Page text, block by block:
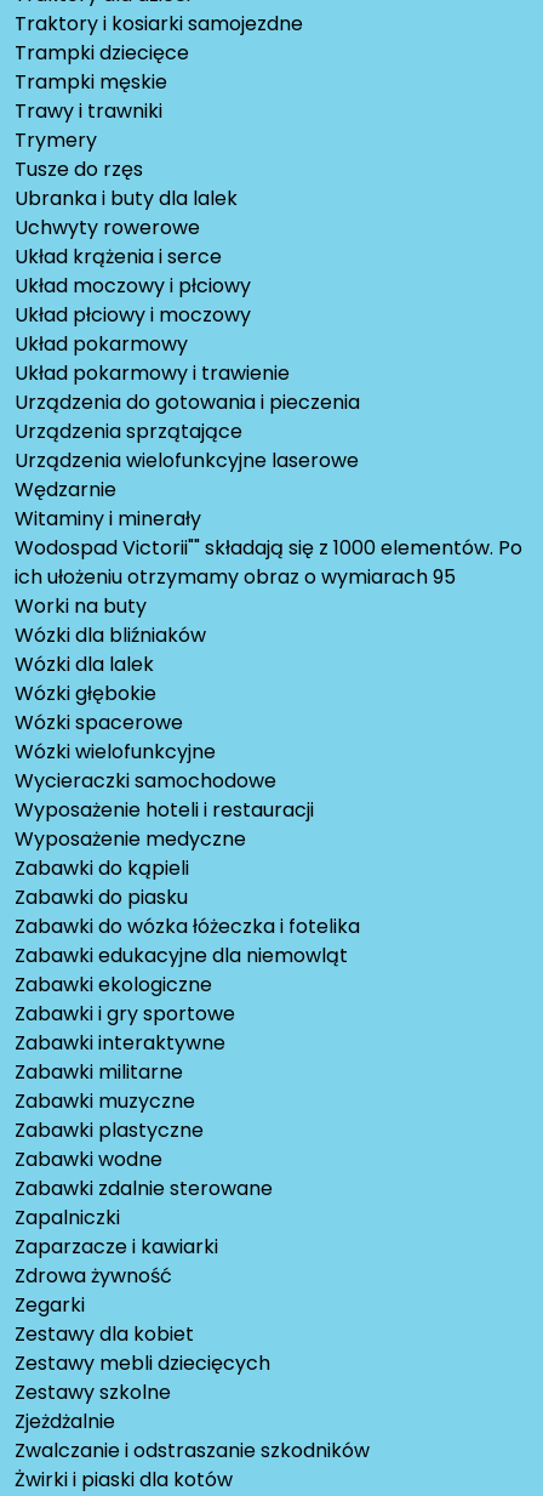
Traktory i kosiarki samojezdne
Trampki dziecięce
Trampki męskie
Trawy i trawniki
Trymery
Tusze do rzęs
Ubranka i buty dla lalek
Uchwyty rowerowe
Układ krążenia i serce
Układ moczowy i płciowy
Układ płciowy i moczowy
Układ pokarmowy
Układ pokarmowy i trawienie
Urządzenia do gotowania i pieczenia
Urządzenia sprzątające
Urządzenia wielofunkcyjne laserowe
Wędzarnie
Witaminy i minerały
Wodospad Victorii"" składają się z 1000 elementów. Po
ich ułożeniu otrzymamy obraz o wymiarach 95
Worki na buty
Wózki dla bliźniaków
Wózki dla lalek
Wózki głębokie
Wózki spacerowe
Wózki wielofunkcyjne
Wycieraczki samochodowe
Wyposażenie hoteli i restauracji
Wyposażenie medyczne
Zabawki do kąpieli
Zabawki do piasku
Zabawki do wózka łóżeczka i fotelika
Zabawki edukacyjne dla niemowląt
Zabawki ekologiczne
Zabawki i gry sportowe
Zabawki interaktywne
Zabawki militarne
Zabawki muzyczne
Zabawki plastyczne
Zabawki wodne
Zabawki zdalnie sterowane
Zapalniczki
Zaparzacze i kawiarki
Zdrowa żywność
Zegarki
Zestawy dla kobiet
Zestawy mebli dziecięcych
Zestawy szkolne
Zjeżdżalnie
Zwalczanie i odstraszanie szkodników
Żwirki i piaski dla kotów